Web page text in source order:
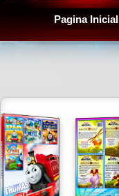
Pagina Inicial